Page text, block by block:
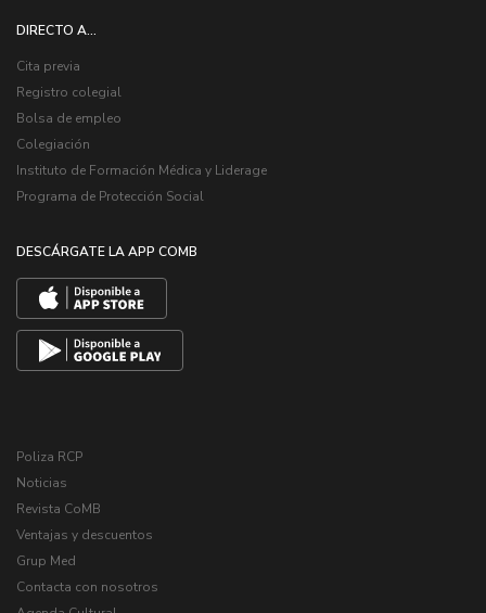
DIRECTO A...
Cita previa
Registro colegial
Bolsa de empleo
Colegiación
Instituto de Formación Médica y Liderage
Programa de Protección Social
DESCÁRGATE LA APP COMB
Poliza RCP
Noticias
Revista CoMB
Ventajas y descuentos
Grup Med
Contacta con nosotros